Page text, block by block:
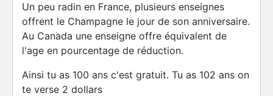
Un peu radin en France, plusieurs enseignes
offrent le Champagne le jour de son anniversaire.
Au Canada une enseigne offre équivalent de
l'age en pourcentage de réduction.
Ainsi tu as 100 ans c'est gratuit. Tu as 102 ans on
te verse 2 dollars